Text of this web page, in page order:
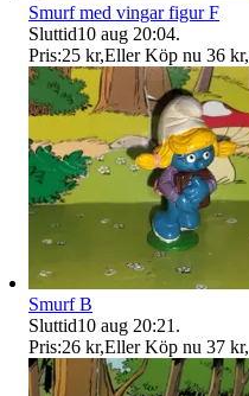
Smurf med vingar figur F
Sluttid10 aug 20:04.
Pris:25 kr,Eller Köp nu 36 kr,
Smurf B
Sluttid10 aug 20:21 .
Pris:26 kr,Eller Köp nu 37 kr,